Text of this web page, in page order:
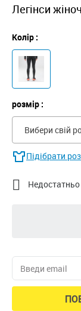
Легінси
Колір :
розмір :
Вибери свій
Підібрати
 Недостатньо